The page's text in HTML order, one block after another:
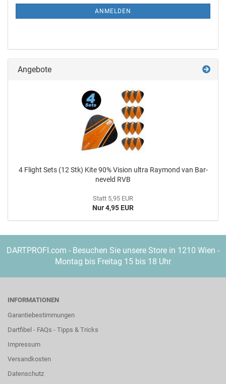
ANMELDEN
Angebote
4 Flight Sets (12 Stk) Kite 90% Vi­si­on ultra Ray­mond van Bar­
ne­veld RVB
Statt 5,95 EUR
Nur 4,95 EUR
DARTPROFI.com - Besuchen Sie unsere Store in 1210 Wien -
Montag bis Freitag 15 bis 18 Uhr
INFORMATIONEN
Garantiebestimmungen
Dartfibel - FAQs - Tipps & Tricks
Impressum
Versandkosten
Datenschutz